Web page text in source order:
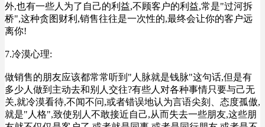
外,也有一些人为了自己的利益,不顾客户的利益,常是"过河拆
桥",这种贪图财利,销售往往是一次性的,最终会让你的客户远
离你!
7.冷漠心理:
做销售的朋友应该都常常听到"人脉就是钱脉"这句话,但是有
多少人做到主动去和别人交往?有些人对各种事情只要与己无
关,就冷漠看待,不闻不问,或者错误地认为言语尖刻、态度孤傲,
就是"人格",致使别人不敢接近自己,从而失去一些朋友,这些朋